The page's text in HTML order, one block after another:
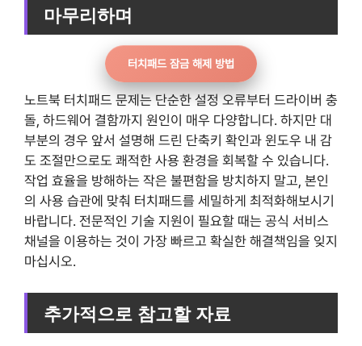
마무리하며
터치패드 잠금 해제 방법
노트북 터치패드 문제는 단순한 설정 오류부터 드라이버 충
돌, 하드웨어 결함까지 원인이 매우 다양합니다. 하지만 대
부분의 경우 앞서 설명해 드린 단축키 확인과 윈도우 내 감
도 조절만으로도 쾌적한 사용 환경을 회복할 수 있습니다.
작업 효율을 방해하는 작은 불편함을 방치하지 말고, 본인
의 사용 습관에 맞춰 터치패드를 세밀하게 최적화해보시기
바랍니다. 전문적인 기술 지원이 필요할 때는 공식 서비스
채널을 이용하는 것이 가장 빠르고 확실한 해결책임을 잊지
마십시오.
추가적으로 참고할 자료